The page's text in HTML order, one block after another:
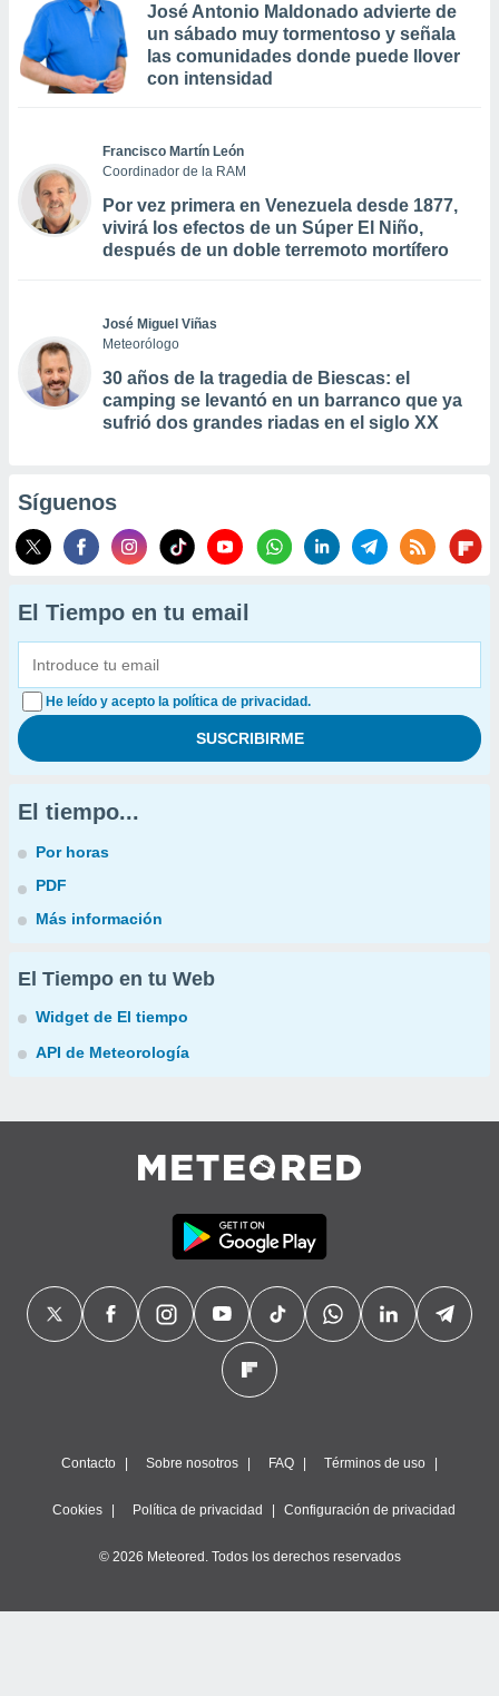
José Antonio Maldonado advierte de
un sábado muy tormentoso y señala
las comunidades donde puede llover
con intensidad
Francisco Martín León
Coordinador de la RAM
Por vez primera en Venezuela desde 1877,
vivirá los efectos de un Súper El Niño,
después de un doble terremoto mortífero
José Miguel Viñas
Meteorólogo
30 años de la tragedia de Biescas: el
camping se levantó en un barranco que ya
sufrió dos grandes riadas en el siglo XX
Síguenos
El Tiempo en tu email
He leído y acepto la política de privacidad.
El tiempo...
Por horas
PDF
Más información
El Tiempo en tu Web
Widget de El tiempo
API de Meteorología
Contacto Sobre nosotros FAQ Términos de uso
Cookies Política de privacidad Configuración de privacidad
© 2026 Meteored. Todos los derechos reservados